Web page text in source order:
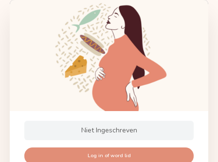
Niet Ingeschreven
Log in of word lid